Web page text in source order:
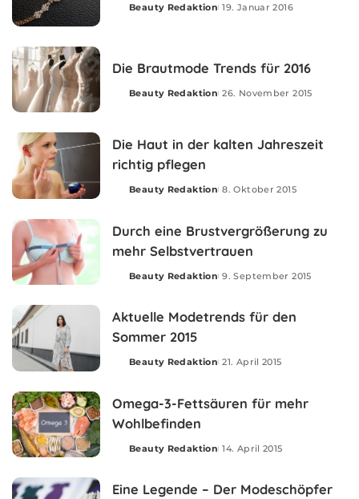
Posted
Beauty Redaktion 19. Januar 2016
Die Brautmode Trends für 2016
Posted
Beauty Redaktion 26. November 2015
Die Haut in der kalten Jahreszeit
richtig pflegen
Posted
Beauty Redaktion 8. Oktober 2015
Durch eine Brustvergrößerung zu
mehr Selbstvertrauen
Posted
Beauty Redaktion 9. September 2015
Aktuelle Modetrends für den
Sommer 2015
Posted
Beauty Redaktion 21. April 2015
Omega-3-Fettsäuren für mehr
Wohlbefinden
Posted
Beauty Redaktion 14. April 2015
Eine Legende – Der Modeschöpfer